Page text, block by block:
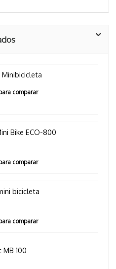
comparar
Bike ECO-800
comparar
bicicleta
comparar
100